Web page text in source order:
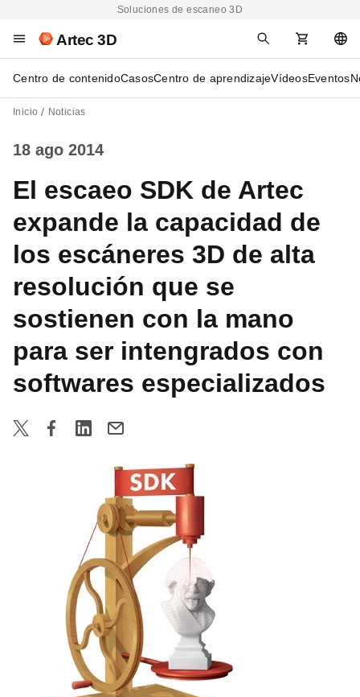
Soluciones de escaneo 3D
Artec 3D
Centro de contenidoCasosCentro de aprendizajeVídeosEventos
Inicio Noticias
18 ago 2014
El escaeo SDK de Artec
expande la capacidad de
los escáneres 3D de alta
resolución que se
sostienen con la mano
para ser intengrados con
softwares especializados